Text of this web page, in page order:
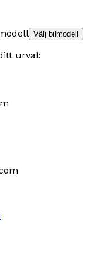
Välj bilmodell
urval: